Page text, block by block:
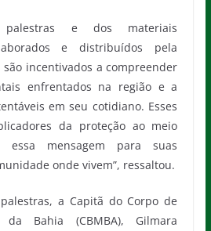
e dos materiais
e distribuídos pela
são incentivados a compreender
enfrentados na região e a
em seu cotidiano. Esses
da proteção ao meio
essa mensagem para suas
onde vivem”, ressaltou.
a Capitã do Corpo de
Bahia (CBMBA), Gilmara